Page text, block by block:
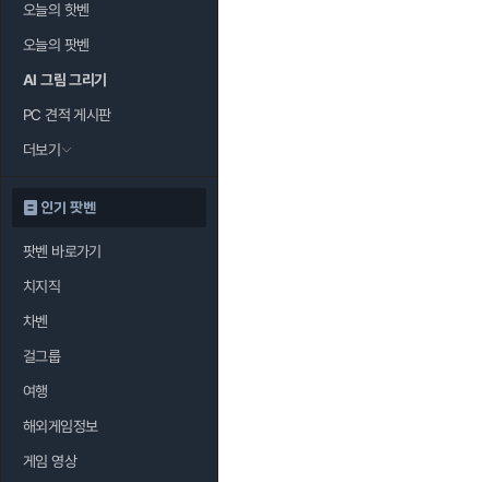
오늘의 핫벤
오늘의 팟벤
AI 그림 그리기
PC 견적 게시판
더보기
인기 팟벤
팟벤 바로가기
치지직
차벤
걸그룹
여행
해외게임정보
게임 영상